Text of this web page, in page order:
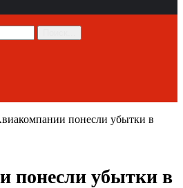
понесли убытки в
понесли убытки в